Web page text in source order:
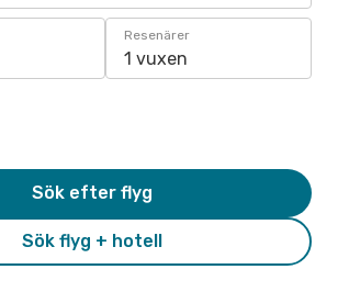
Resenärer
1 vuxen
Sök flyg + hotell
Sök efter flyg